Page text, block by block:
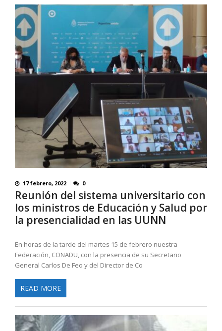
17 febrero, 2022 0
Reunión del sistema universitario con
los ministros de Educación y Salud por
la presencialidad en las UUNN
En horas de la tarde del martes 15 de febrero nuestra
Federación, CONADU, con la presencia de su Secretario
General Carlos De Feo y del Director de Co
READ MORE